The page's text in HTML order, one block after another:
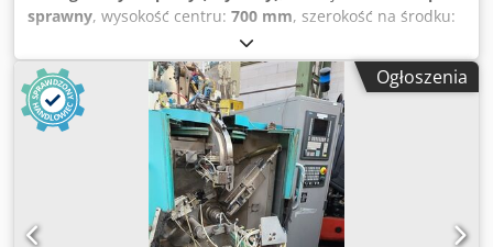
sprawny, wysokość centru: 700 mm, szerokość na środku:
, prędkość wrzeciona (maks.):
szerokość łóżka:700 mm, masa całkowita:10 000 kg,
SZCZEGÓŁY TECHNICZNE Średnica toczenia nad łożem:
1.400 mm Średnica toczenia nad suportem: 640 mm
Wysokość kłów: 700 mm Rozstaw kłów: 800 mm Szerokość
łoża: 700 mm Przelot wrzeciona: 80 mm Prędkość obrotowa
wrzeciona: 110 - 240 obr/min Credpfx Akey Hhitjwof
SZCZEGÓŁY MASZYNY Moc: 11,5 kW Sterowanie:
Konwencjonalne Wymiary i ciężar Wymiary (dł. x szer. x
Ogłoszenia